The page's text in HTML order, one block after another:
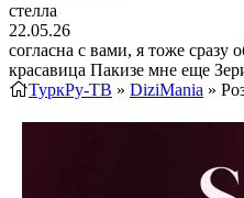
стелла
22.05.26
согласна с вами, я тоже сразу
красавица Пакизе мне еще
ТуркРу-ТВ » DiziMania »